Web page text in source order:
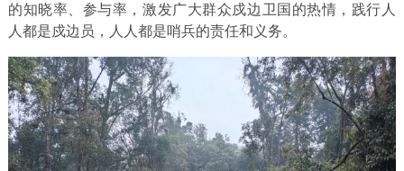
的知晓率、参与率，激发广大群众戍边卫国的热情，践行人
人都是戍边员，人人都是哨兵的责任和义务。